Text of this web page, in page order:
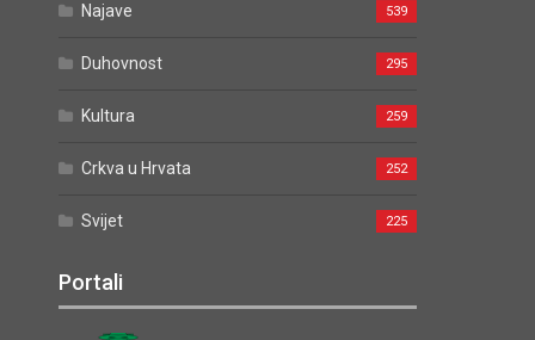
Najave 539
Duhovnost 295
Kultura 259
Crkva u Hrvata 252
Svijet 225
Portali